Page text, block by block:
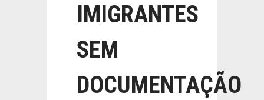
IMIGRANTES
SEM
DOCUMENTAÇÃO